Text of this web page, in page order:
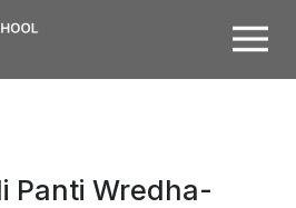
Panti Wredha-